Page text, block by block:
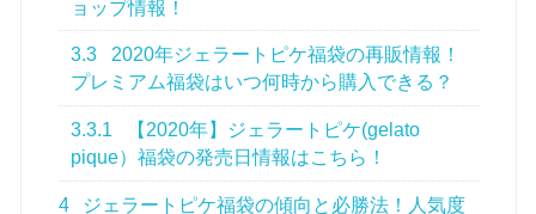
ョップ情報！
3.3
2020年ジェラートピケ福袋の再販情報！
プレミアム福袋はいつ何時から購入できる？
3.3.1
【2020年】ジェラートピケ(gelato
pique）福袋の発売日情報はこちら！
4
ジェラートピケ福袋の傾向と必勝法！人気度